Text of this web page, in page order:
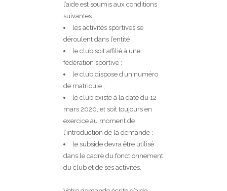
l’aide est soumis aux conditions
suivantes :
les activités sportives se
déroulent dans l’entité ;
le club soit affilié à une
fédération sportive ;
le club dispose d’un numéro
de matricule ;
le club existe à la date du 12
mars 2020, et soit toujours en
exercice au moment de
l’introduction de la demande ;
le subside devra être utilisé
dans le cadre du fonctionnement
du club et de ses activités.